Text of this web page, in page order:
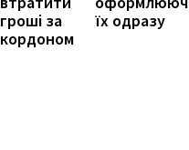
гроші за
кордоном
їх одразу